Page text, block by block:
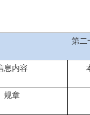
第二
息内容
规章